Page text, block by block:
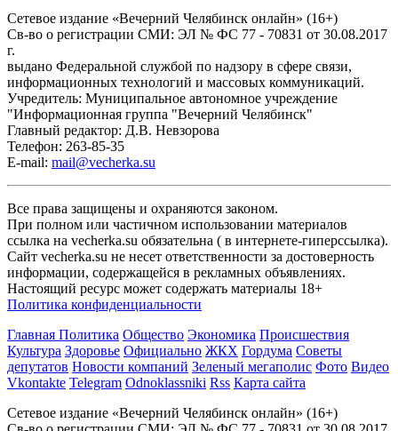
Сетевое издание «Вечерний Челябинск онлайн» (16+)
Cв-во о регистрации СМИ: ЭЛ № ФС 77 - 70831 от 30.08.2017
г.
выдано Федеральной службой по надзору в сфере связи,
информационных технологий и массовых коммуникаций.
Учредитель: Муниципальное автономное учреждение
"Информационная группа "Вечерний Челябинск"
Главный редактор: Д.В. Невзорова
Телефон: 263-85-35
E-mail: mail@vecherka.su
Все права защищены и охраняются законом.
При полном или частичном использовании материалов
ссылка на vecherka.su обязательна ( в интернете-гиперссылка).
Сайт vecherka.su не несет ответственности за достоверность
информации, содержащейся в рекламных объявлениях.
Настоящий ресурс может содержать материалы 18+
Политика конфиденциальности
Главная Политика Общество Экономика Происшествия
Культура Здоровье Официально ЖКХ Гордума Советы
депутатов Новости компаний Зеленый мегаполис Фото Видео
Vkontakte Telegram Odnoklassniki Rss Карта сайта
Сетевое издание «Вечерний Челябинск онлайн» (16+)